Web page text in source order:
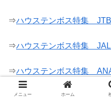
⇒ハウステンボス特集 JTB
⇒ハウステンボス特集 JAL
⇒ハウステンボス特集
メニュー ホーム